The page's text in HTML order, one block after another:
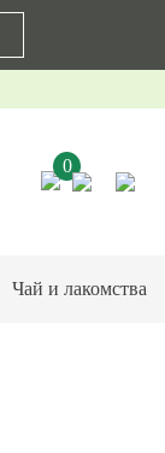
0
Чай и лакомства